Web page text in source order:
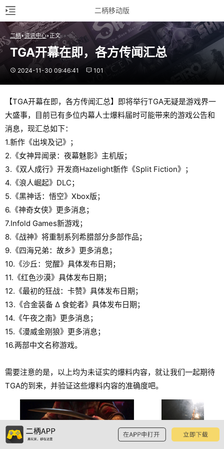
二柄移动版
二柄 资讯中心 正文
TGA开幕在即，各方传闻汇总
2024-11-30 09:46:41 101
【TGA开幕在即，各方传闻汇总】即将举行TGA无疑是游戏界一
大盛事，目前已有多位内幕人士爆料届时可能带来的游戏公告和
消息，现汇总如下：
1.新作《出埃及记》；
2.《女神异闻录：夜幕魅影》主机版；
3.《双人成行》开发商Hazelight新作《Split Fiction》；
4.《浪人崛起》DLC；
5.《黑神话：悟空》Xbox版；
6.《神奇女侠》更多消息；
7.Infold Games新游戏；
8.《战神》将重制系列希腊部分多部作品；
9.《四海兄弟：故乡》更多消息；
10.《沙丘：觉醒》具体发布日期；
11.《红色沙漠》具体发布日期；
12.《最初的狂战：卡赞》具体发布日期；
13.《合金装备 Δ 食蛇者》具体发布日期；
14.《午夜之南》更多消息；
15.《漫威金刚狼》更多消息；
16.两部中文名称游戏。
需要注意的是，以上均为未证实的爆料内容，就让我们一起期待
TGA的到来，并验证这些爆料内容的准确度吧。
预览